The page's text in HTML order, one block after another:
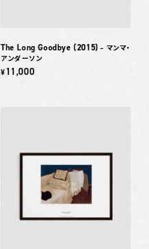
The Long Goodbye (2015) – マンマ・
アンダーソン
¥11,000